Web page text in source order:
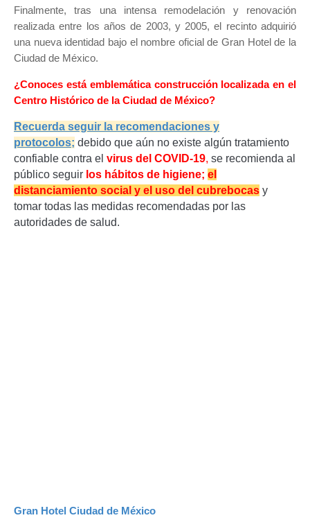
Finalmente, tras una intensa remodelación y renovación
realizada entre los años de 2003, y 2005, el recinto adquirió
una nueva identidad bajo el nombre oficial de Gran Hotel de la
Ciudad de México.
¿Conoces está emblemática construcción localizada en el
Centro Histórico de la Ciudad de México?
Recuerda seguir la recomendaciones y
protocolos; debido que aún no existe algún tratamiento
confiable contra el virus del COVID-19, se recomienda al
público seguir los hábitos de higiene; el
distanciamiento social y el uso del cubrebocas y
tomar todas las medidas recomendadas por las
autoridades de salud.
Gran Hotel Ciudad de México